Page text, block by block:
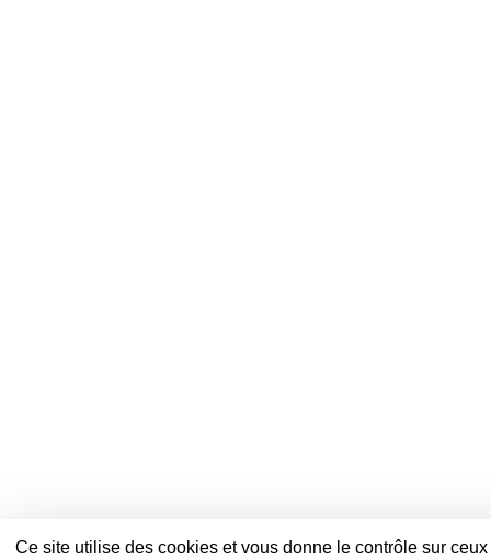
Ce site utilise des cookies et vous donne le contrôle sur